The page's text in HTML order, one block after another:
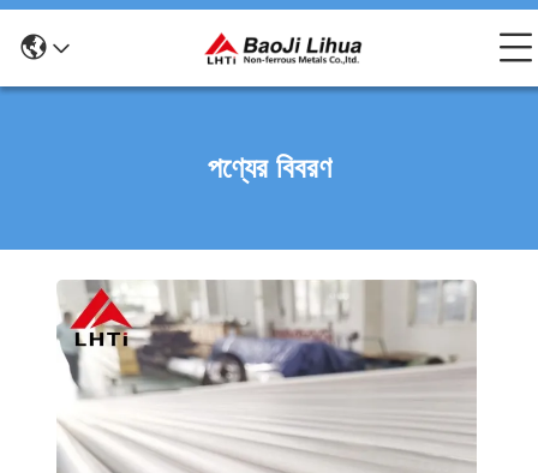
পণ্যের বিবরণ